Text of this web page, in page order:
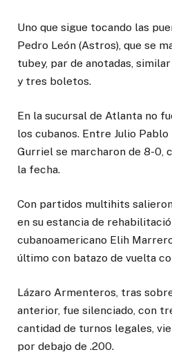
Uno que sigue tocando las
Pedro León (Astros), que se
tubey, par de anotadas,
y tres boletos.
En la sucursal de Atlanta no
los cubanos. Entre Julio
Gurriel se marcharon de 8-0,
la fecha.
Con partidos multihits
en su estancia de
cubanoamericano Elih
último con batazo de vuelta
Lázaro Armenteros, tras
anterior, fue silenciado, con
cantidad de turnos legales,
por debajo de .200.